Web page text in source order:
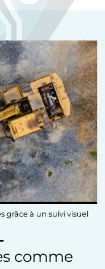
grâce à un suivi visuel
comme